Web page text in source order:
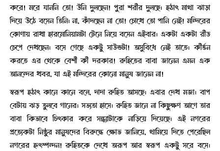
করে! মরে যাননি তো! উনি দুলছেন! পুরা শরীর দুলছে। হঠাৎ মাথা ঝাড়া
দিয়ে উঠে বসেন তিনি। না, কাঁদছেন না তো! চোখে তো পানি নেই! মন্দিরের
কোণায় রাখা হারমোনিয়ামটা টেনে নিয়ে বসেন এইবার। একটা একটা রীড
চেপে দেখছেন। বসে গেছে একটু সাউন্ডটা! অসুবিধে নেই তাতে। কীর্ত্তন
করতে এর থেকে বেশী কী দরকার! রুহিতের বাবা জানেন এমন এক
আনন্দের খবর, যা এই মন্দিরের কোনো মানুষ জানেন না!
স্বরূপ হঠাৎ কানে কানে বলে, দাদা রুহিত আসছে। এবার দেখ মজা। বাপ
বেটায় ঝড় তুলবে গানের। সভ্যতা হাসে। রুহিত জানে না কিছুক্ষণ আগে তার
বাবা কিভাবে চিৎকার করে সন্ধ্যাটাকে নাড়িয়ে দিয়েছে। এই নগরের
প্রত্যেকটা নিষ্ঠুর মানুষদের বিরুদ্ধে ক্ষোভ জানিয়ে, থামিয়ে দিতে পেরেছিল
নগরের হৃৎস্পন্দন! রুহিতকে দেখে অরূপ আর স্বরূপ একটু সরে বসে।